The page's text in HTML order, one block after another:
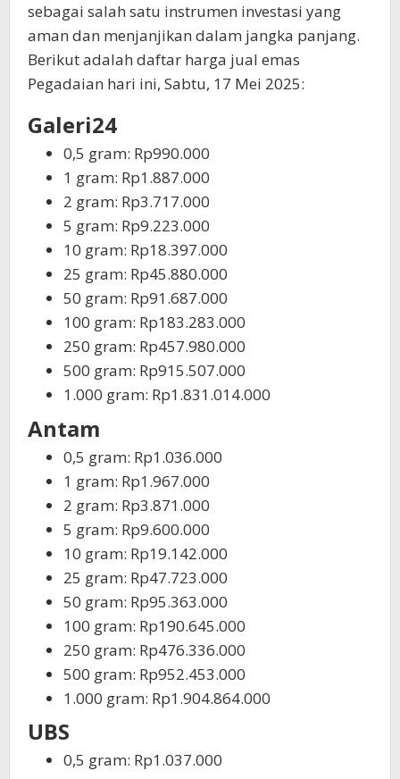
sebagai salah satu instrumen investasi yang
aman dan menjanjikan dalam jangka panjang.
Berikut adalah daftar harga jual emas
Pegadaian hari ini, Sabtu, 17 Mei 2025:
Galeri24
0,5 gram: Rp990.000
1 gram: Rp1.887.000
2 gram: Rp3.717.000
5 gram: Rp9.223.000
10 gram: Rp18.397.000
25 gram: Rp45.880.000
50 gram: Rp91.687.000
100 gram: Rp183.283.000
250 gram: Rp457.980.000
500 gram: Rp915.507.000
1.000 gram: Rp1.831.014.000
Antam
0,5 gram: Rp1.036.000
1 gram: Rp1.967.000
2 gram: Rp3.871.000
5 gram: Rp9.600.000
10 gram: Rp19.142.000
25 gram: Rp47.723.000
50 gram: Rp95.363.000
100 gram: Rp190.645.000
250 gram: Rp476.336.000
500 gram: Rp952.453.000
1.000 gram: Rp1.904.864.000
UBS
0,5 gram: Rp1.037.000